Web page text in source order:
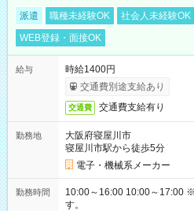
派遣 職種未経験OK 社会人未経験OK
WEB登録・面接OK
給与
時給1400円
交通費別途支給あり
交通費 交通費支給有り
勤務地
大阪府寝屋川市
寝屋川市駅から徒歩5分
電子・機械系メーカー
勤務時間
10:00～16:00 10:00～17:00 ※表記のうち実働5時間から6時間で
す。